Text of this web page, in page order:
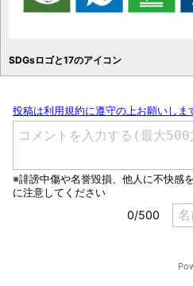
SDGsロゴと17のアイコン